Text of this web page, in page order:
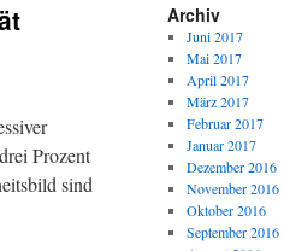
Prozent
sind
Archiv
Juni 2017
Mai 2017
April 2017
März 2017
Februar 2017
Januar 2017
Dezember 2016
November 2016
Oktober 2016
September 2016